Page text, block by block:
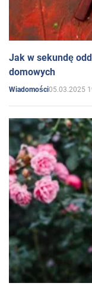
Jak w sekundę
domowych
Wiadomości05.03.2025